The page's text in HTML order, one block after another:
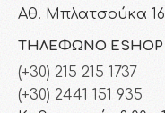
Αθ. Μπλατσούκα
ΤΗΛΈΦΩΝΟ ESHOP
(+30) 215 215 1737
(+30) 2441 151 935